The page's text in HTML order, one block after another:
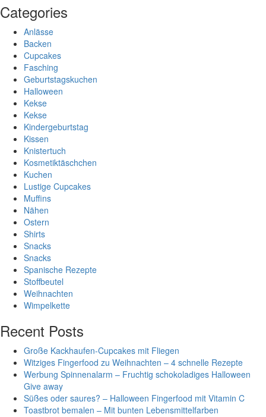
Categories
Anlässe
Backen
Cupcakes
Fasching
Geburtstagskuchen
Halloween
Kekse
Kekse
Kindergeburtstag
Kissen
Knistertuch
Kosmetiktäschchen
Kuchen
Lustige Cupcakes
Muffins
Nähen
Ostern
Shirts
Snacks
Snacks
Spanische Rezepte
Stoffbeutel
Weihnachten
Wimpelkette
Recent Posts
Große Kackhaufen-Cupcakes mit Fliegen
Witziges Fingerfood zu Weihnachten – 4 schnelle Rezepte
Werbung Spinnenalarm – Fruchtig schokoladiges Halloween
Give away
Süßes oder saures? – Halloween Fingerfood mit Vitamin C
Toastbrot bemalen – Mit bunten Lebensmittelfarben